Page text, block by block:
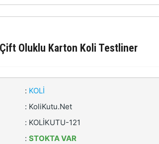
Oluklu Karton Koli Testliner
: KOLI
: KoliKutu.Net
: KOLİKUTU-121
: STOKTA VAR